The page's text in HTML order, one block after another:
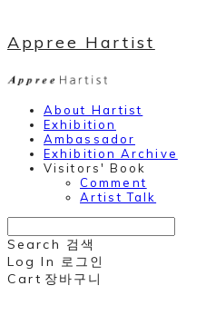
Appree Hartist
About Hartist
Exhibition
Ambassador
Exhibition Archive
Visitors' Book
Comment
Artist Talk
Search 검색
Log In 로그인
Cart 장바구니